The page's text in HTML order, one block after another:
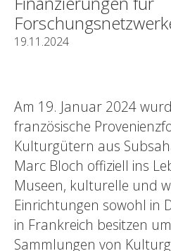
19.11.2024
Am 19. Januar 2024
französische
Kulturgütern aus
Marc Bloch offiziell ins
Museen, kulturelle und
Einrichtungen sowohl in
in Frankreich besitzen
Sammlungen von